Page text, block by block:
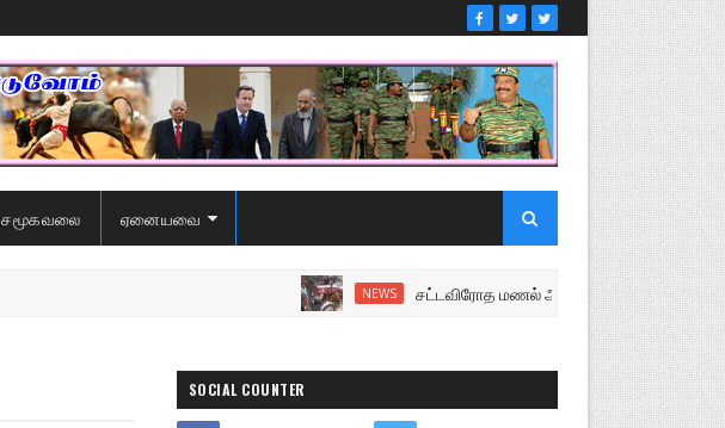
சமூகவலை ஏனையவை
NEWS சட்டவிரோத மணல் அகழ்வு விசாரணைக்கு சென்ற
SOCIAL COUNTER